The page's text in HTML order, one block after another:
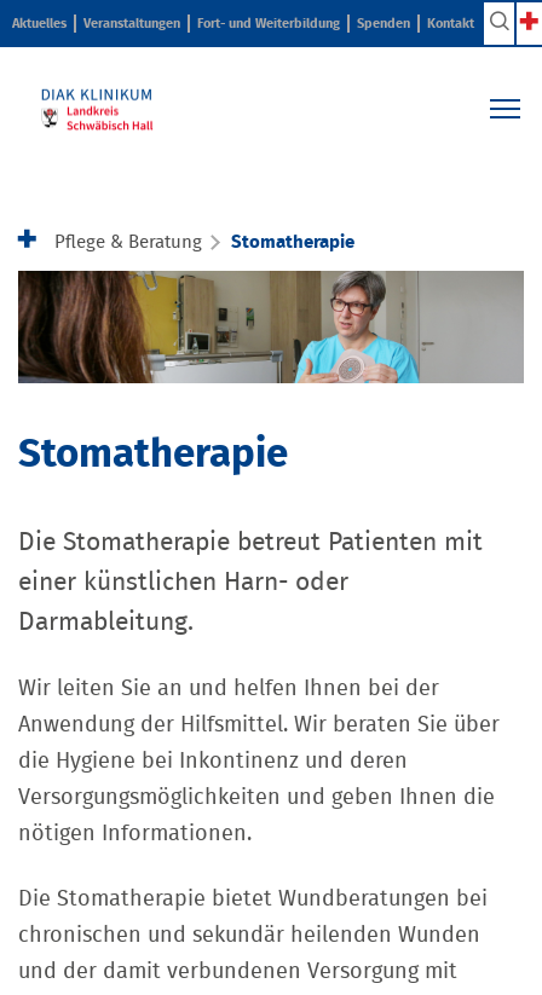
Aktuelles Veranstaltungen Fort- und Weiterbildung Spenden Kontakt
Ihr Aufenthalt
Karriere & Ausbildung
Über uns
Pflege & Beratung Stomatherapie
Stomatherapie
Die Stomatherapie betreut Patienten mit
einer künstlichen Harn- oder
Darmableitung.
Wir leiten Sie an und helfen Ihnen bei der
Anwendung der Hilfsmittel. Wir beraten Sie über
die Hygiene bei Inkontinenz und deren
Versorgungsmöglichkeiten und geben Ihnen die
nötigen Informationen.
Die Stomatherapie bietet Wundberatungen bei
chronischen und sekundär heilenden Wunden
und der damit verbundenen Versorgung mit